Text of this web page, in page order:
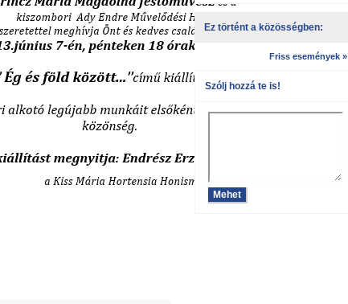
Ez történt a közösségben:
Friss események »
Szólj hozzá te is!